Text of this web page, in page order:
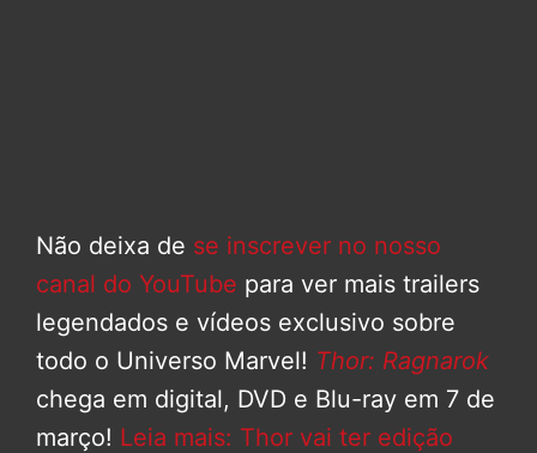
Não deixa de se inscrever no nosso
canal do YouTube para ver mais trailers
legendados e vídeos exclusivo sobre
todo o Universo Marvel! Thor: Ragnarok
chega em digital, DVD e Blu-ray em 7 de
março! Leia mais: Thor vai ter edição